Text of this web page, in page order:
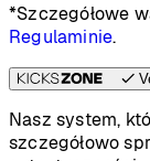
*Szczegółowe
Regulaminie.
Nasz system,
szczegółowo